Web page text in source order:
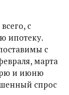
с
ипотеку.
с
марта
и июню
спрос